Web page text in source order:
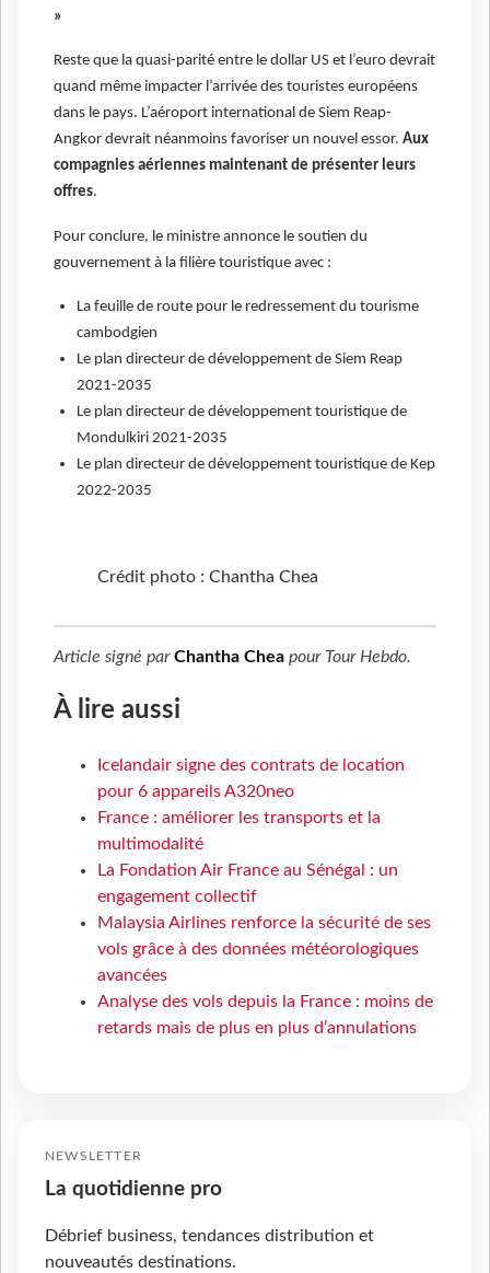
»
Reste que la quasi-parité entre le dollar US et l’euro devrait
quand même impacter l’arrivée des touristes européens
dans le pays. L’aéroport international de Siem Reap-
Angkor devrait néanmoins favoriser un nouvel essor. Aux
compagnies aériennes maintenant de présenter leurs
offres.
Pour conclure, le ministre annonce le soutien du
gouvernement à la filière touristique avec :
La feuille de route pour le redressement du tourisme
cambodgien
Le plan directeur de développement de Siem Reap
2021-2035
Le plan directeur de développement touristique de
Mondulkiri 2021-2035
Le plan directeur de développement touristique de Kep
2022-2035
Crédit photo : Chantha Chea
Article signé parChantha Chea pour Tour Hebdo.
À lire aussi
Icelandair signe des contrats de location
pour 6 appareils A320neo
France : améliorer les transports et la
multimodalité
La Fondation Air France au Sénégal : un
engagement collectif
Malaysia Airlines renforce la sécurité de ses
vols grâce à des données météorologiques
avancées
Analyse des vols depuis la France : moins de
retards mais de plus en plus d’annulations
NEWSLETTER
La quotidienne pro
Débrief business, tendances distribution et
nouveautés destinations.